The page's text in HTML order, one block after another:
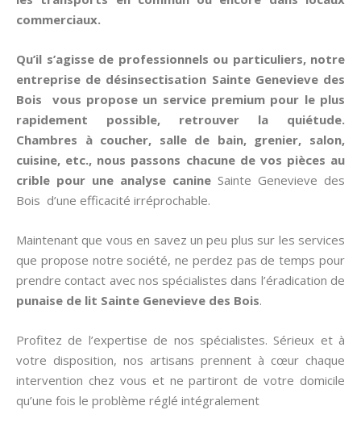
commerciaux.
Qu’il s’agisse de professionnels ou particuliers, notre
entreprise de désinsectisation Sainte Genevieve des
Bois vous propose un service premium pour le plus
rapidement possible, retrouver la quiétude.
Chambres à coucher, salle de bain, grenier, salon,
cuisine, etc., nous passons chacune de vos pièces au
crible pour une analyse canine Sainte Genevieve des
Bois d’une efficacité irréprochable.
Maintenant que vous en savez un peu plus sur les services
que propose notre société, ne perdez pas de temps pour
prendre contact avec nos spécialistes dans l’éradication de
punaise de lit Sainte Genevieve des Bois.
Profitez de l’expertise de nos spécialistes. Sérieux et à
votre disposition, nos artisans prennent à cœur chaque
intervention chez vous et ne partiront de votre domicile
qu’une fois le problème réglé intégralement